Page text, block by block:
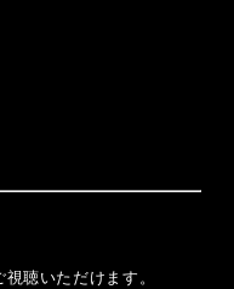
聴いただけます。